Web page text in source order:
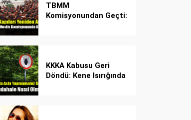
TBMM
Komisyonundan Geçti:
KKKA Kabusu Geri
Döndü: Kene Isırığında